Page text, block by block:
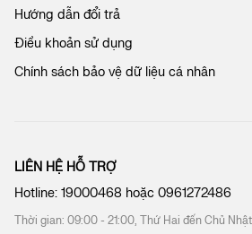
t
i
Hướng dẫn đổi trả
Điều khoản sử dụng
Chính sách bảo vệ dữ liệu cá nhân
LIÊN HỆ HỖ TRỢ
Hotline: 19000468 hoặc 0961272486
Thời gian: 09:00 - 21:00, Thứ Hai đến Chủ Nhật